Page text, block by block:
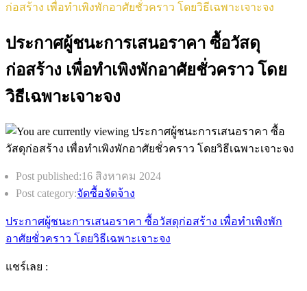
ก่อสร้าง เพื่อทำเพิงพักอาศัยชั่วคราว โดยวิธีเฉพาะเจาะจง
ประกาศผู้ชนะการเสนอราคา ซื้อวัสดุ
ก่อสร้าง เพื่อทำเพิงพักอาศัยชั่วคราว โดย
วิธีเฉพาะเจาะจง
Post published:16 สิงหาคม 2024
Post category:จัดซื้อจัดจ้าง
ประกาศผู้ชนะการเสนอราคา ซื้อวัสดุก่อสร้าง เพื่อทำเพิงพัก
อาศัยชั่วคราว โดยวิธีเฉพาะเจาะจง
แชร์เลย :